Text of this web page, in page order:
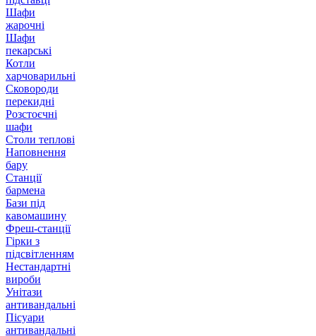
Шафи
жарочні
Шафи
пекарські
Котли
харчоварильні
Сковороди
перекидні
Розстоєчні
шафи
Столи теплові
Наповнення
бару
Станції
бармена
Бази під
кавомашину
Фреш-станції
Гірки з
підсвітленням
Нестандартні
вироби
Унітази
антивандальні
Пісуари
антивандальні